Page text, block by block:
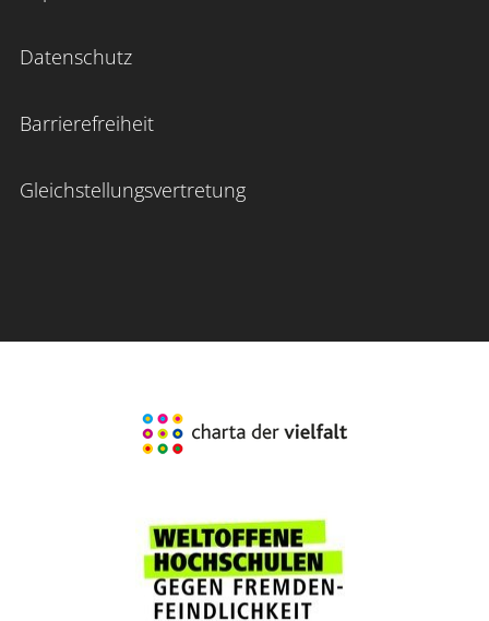
Datenschutz
Barrierefreiheit
Gleichstellungsvertretung